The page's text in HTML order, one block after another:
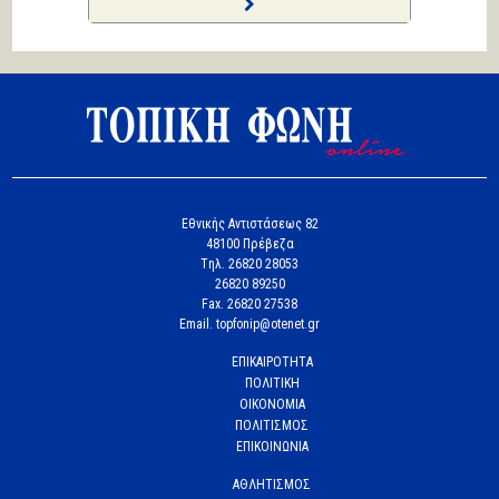
Εθνικής Αντιστάσεως 82
48100 Πρέβεζα
Tηλ. 26820 28053
26820 89250
Fax. 26820 27538
Email. topfonip@otenet.gr
ΕΠΙΚΑΙΡΟΤΗΤΑ
ΠΟΛΙΤΙΚΗ
ΟΙΚΟΝΟΜΙΑ
ΠΟΛΙΤΙΣΜΟΣ
ΕΠΙΚΟΙΝΩΝΙΑ
ΑΘΛΗΤΙΣΜΟΣ